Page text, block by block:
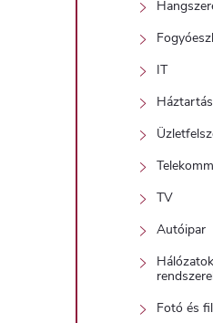
IT
TV
Autóipar
Fotó és